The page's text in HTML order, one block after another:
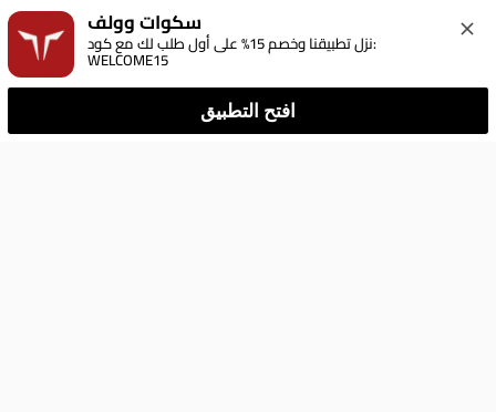
سكوات وولف
نزل تطبيقنا وخصم 15% على أول طلب لك مع كود:
WELCOME15
افتح التطبيق